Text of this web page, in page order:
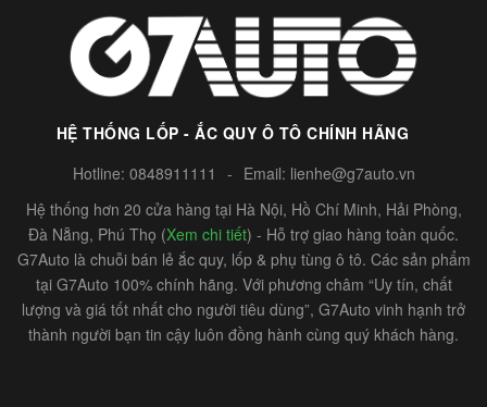
HỆ THỐNG LỐP - ẮC QUY Ô TÔ CHÍNH HÃNG
Hotline: 0848911111 - Email: lienhe@g7auto.vn
Hệ thống hơn 20 cửa hàng tại Hà Nội, Hồ Chí Minh, Hải Phòng,
Đà Nẵng, Phú Thọ (Xem chi tiết) - Hỗ trợ giao hàng toàn quốc.
G7Auto là chuỗi bán lẻ ắc quy, lốp & phụ tùng ô tô. Các sản phẩm
tại G7Auto 100% chính hãng. Với phương châm “Uy tín, chất
lượng và giá tốt nhất cho người tiêu dùng”, G7Auto vinh hạnh trở
thành người bạn tin cậy luôn đồng hành cùng quý khách hàng.